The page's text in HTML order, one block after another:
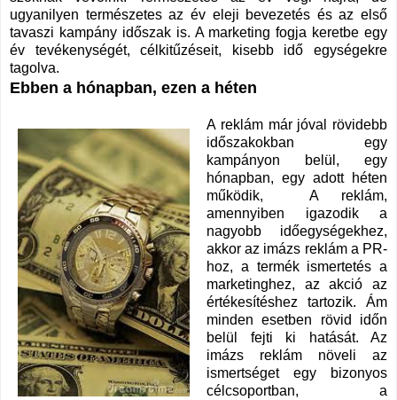
ugyanilyen természetes az év eleji bevezetés és az első
tavaszi kampány időszak is. A marketing fogja keretbe egy
év tevékenységét, célkitűzéseit, kisebb idő egységekre
tagolva.
Ebben a hónapban, ezen a héten
A reklám már jóval rövidebb
időszakokban egy
kampányon belül, egy
hónapban, egy adott héten
működik, A reklám,
amennyiben igazodik a
nagyobb időegységekhez,
akkor az imázs reklám a PR-
hoz, a termék ismertetés a
marketinghez, az akció az
értékesítéshez tartozik. Ám
minden esetben rövid időn
belül fejti ki hatását. Az
imázs reklám növeli az
ismertséget egy bizonyos
célcsoportban, a